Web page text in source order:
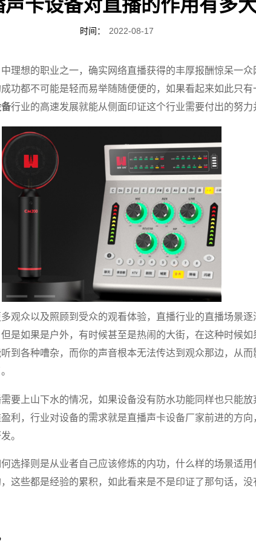
声卡设备对直播的作用有多
时间： 2022-08-17
理想的职业之一，确实网络直播获得的丰厚报酬惊呆一
功都不可能是轻而易举随随便便的，如果看起来如此只
行业的高速发展就能从侧面印证这个行业需要付出的努力
观众以及照顾到受众的观看体验，直播行业的直播场景
是如果是户外，有时候甚至是热闹的大街，在这种时候
到各种嘈杂，而你的声音根本无法传达到观众那边，从
要上山下水的情况，如果设备没有防水功能同样也只能
利，行业对设备的需求就是直播声卡设备厂家前进的方
。
选择则是从业者自己应该修炼的内功，什么样的场景适
这些都是经验的累积，如此看来是不是印证了那句话，没